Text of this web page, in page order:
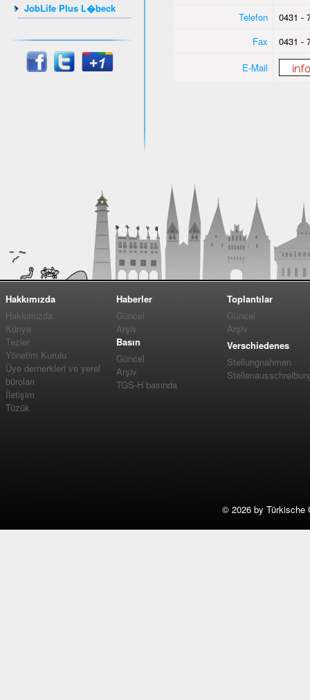
JobLife Plus L�beck
Telefon
0431 -
Fax
0431 -
E-Mail
Hakkımızda
Hakkımızda
Künye
Tezler
Yönetim Kurulu
Üye dernerkleri ve yerel
büroları
İletişim
Tüzük
Haberler
Güncel
Arşiv
Basın
Güncel
Arşiv
TGS-H basında
Toplantılar
Güncel
Arşiv
Verschiedenes
Stellungnahmen
© 2026 by Türkische